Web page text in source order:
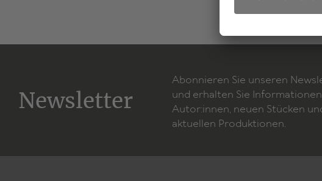
Newsletter
Abonnieren Sie unseren
und erhalten Sie
Autor:innen, neuen Stücken
aktuellen Produktionen.